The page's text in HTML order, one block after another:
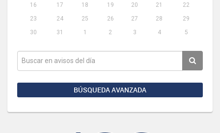
16
17 18 19 20 21
22
23
24 25 26 27 28
29
30
31 1 2 3 4 5
BÚSQUEDA AVANZADA